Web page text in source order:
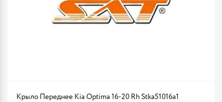
Крыло Переднее Kia Optima 16-20 Rh Stka51016a1